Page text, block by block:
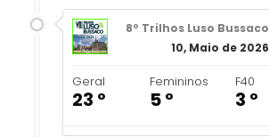
8º Trilhos Luso Bussaco
10, Maio de 2026
Geral
23 º
Femininos
5 º
F40
3 º